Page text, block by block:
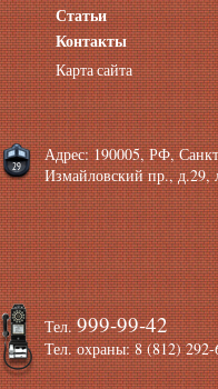
Аренда офиса около
Снять помещение у
Аренда помещений у
Аренда помещений
Аренда офиса
Аренда помещений
Статьи
Контакты
Карта сайта
Тел.999-99-42
Тел. охраны: 8 (812) 292-
Адрес: 190005, РФ,
Измайловский пр., д.29,